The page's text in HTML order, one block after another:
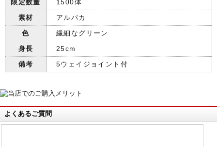
限定数量
1500体
素材
アルパカ
色
繊細なグリーン
身長
25cm
備考
5ウェイジョイント付
よくあるご質問